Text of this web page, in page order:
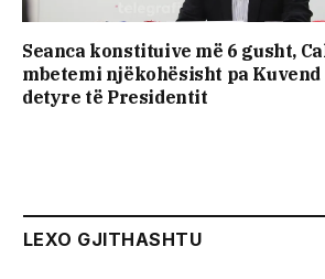
Seanca konstituive më 6 gusht,
mbetemi njëkohësisht pa Kuvend
detyre të Presidentit
LEXO GJITHASHTU